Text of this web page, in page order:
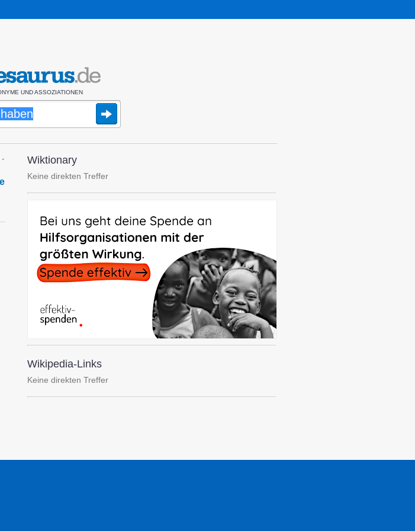
UND ASSOZIATIONEN
·
Wiktionary
Keine direkten Treffer
Wikipedia-Links
Keine direkten Treffer